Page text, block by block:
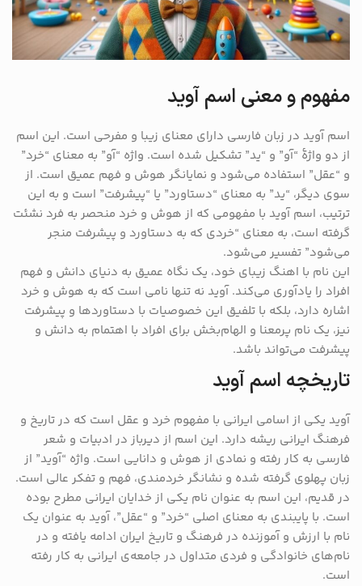
مفهوم و معنی اسم آوید
اسم آوید در زبان فارسی دارای معنای زیبا و مفرحی است. این اسم
از دو واژهٔ “آو” و “ید” تشکیل شده است. واژه “آو” به معنای “خرد”
و “عقل” استفاده می‌شود و نمایانگر هوش و فهم عمیق است. از
سوی دیگر، “ید” به معنای “دستاورد” یا “پیشرفت” است و به این
ترتیب، اسم آوید با مفهومی که از هوش و خرد منحصر به فرد نشئت
گرفته است، به معنای “خردی که به دستاورد و پیشرفت منجر
می‌شود” تفسیر می‌شود.
این نام با اهنگ زیبای خود، یک نگاه عمیق به دنیای دانش و فهم
افراد را یادآوری می‌کند. آوید نه تنها نامی است که به هوش و خرد
اشاره دارد، بلکه با تلفیق این خصوصیات با دستاوردها و پیشرفت
نیز، یک نام پرمعنا و الهام‌بخش برای افراد با اهتمام به دانش و
پیشرفت می‌تواند باشد.
تاریخچه اسم آوید
آوید یکی از اسامی ایرانی با مفهوم خرد و عقل است که در تاریخ و
فرهنگ ایرانی ریشه دارد. این اسم از دیرباز در ادبیات و شعر
فارسی به کار رفته و نمادی از هوش و دانایی است. واژه “آوید” از
زبان پهلوی گرفته شده و نشانگر خردمندی، فهم و تفکر عالی است.
در قدیم، این اسم به عنوان نام یکی از خدایان ایرانی مطرح بوده
است. با پایبندی به معنای اصلی “خرد” و “عقل”، آوید به عنوان یک
نام با ارزش و آموزنده در فرهنگ و تاریخ ایران ادامه یافته و در
نام‌های خانوادگی و فردی متداول در جامعه‌ی ایرانی به کار رفته
است.